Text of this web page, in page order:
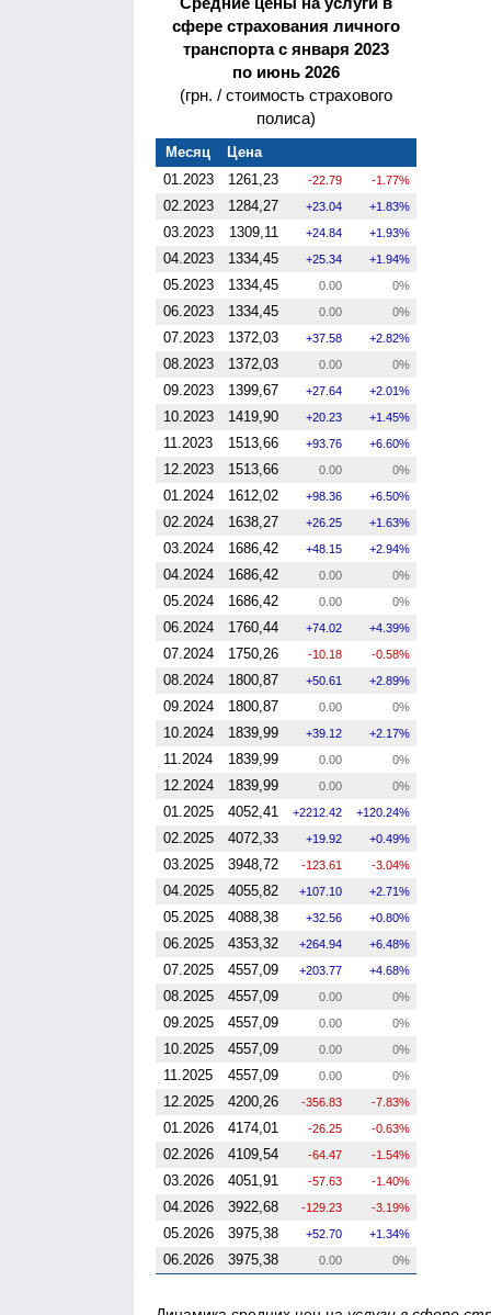
сфере страхования личного
транспорта с января 2023
по июнь 2026
(грн. / стоимость страхового
полиса)
Месяц
Цена
01.2023
1261,23 -22.79 -1.77%
02.2023 1284,27 23.04 1.83%
03.2023 1309,11 24.84 1.93%
04.2023 1334,45 25.34 1.94%
05.2023 1334,45 0.00 0%
06.2023 1334,45 0.00 0%
07.2023 1372,03 37.58 2.82%
08.2023 1372,03 0.00 0%
09.2023 1399,67 27.64 2.01%
10.2023 1419,90 20.23 1.45%
11.2023 1513,66 93.76 6.60%
12.2023 1513,66 0.00 0%
01.2024 1612,02 98.36 6.50%
02.2024 1638,27 26.25 1.63%
03.2024 1686,42 48.15 2.94%
04.2024 1686,42 0.00 0%
05.2024 1686,42 0.00 0%
06.2024 1760,44 74.02 4.39%
07.2024 1750,26 -10.18 -0.58%
08.2024 1800,87 50.61 2.89%
09.2024 1800,87 0.00 0%
10.2024 1839,99 39.12 2.17%
11.2024 1839,99 0.00 0%
12.2024 1839,99 0.00 0%
01.2025 4052,41 2212.42 120.24%
02.2025 4072,33 19.92 0.49%
03.2025 3948,72 -123.61 -3.04%
04.2025 4055,82 107.10 2.71%
05.2025 4088,38 32.56 0.80%
06.2025 4353,32 264.94 6.48%
07.2025 4557,09 203.77 4.68%
08.2025 4557,09 0.00 0%
09.2025 4557,09 0.00 0%
10.2025 4557,09 0.00 0%
11.2025 4557,09 0.00 0%
12.2025 4200,26 -356.83 -7.83%
01.2026 4174,01 -26.25 -0.63%
02.2026 4109,54 -64.47 -1.54%
03.2026 4051,91 -57.63 -1.40%
04.2026 3922,68 -129.23 -3.19%
05.2026 3975,38 52.70 1.34%
06.2026 3975,38 0.00 0%